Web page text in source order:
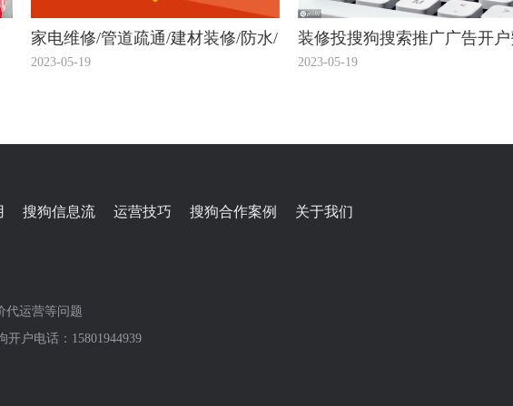
家电维修/管道疏通/建材装修/防水/
常规百度搜狗多平台开户
2023-05-19
装修投搜狗搜索推广广告开
少？
2023-05-19
搜狗信息流 运营技巧 搜狗合作案例
关于我们
代运营等问题
开户电话：15801944939